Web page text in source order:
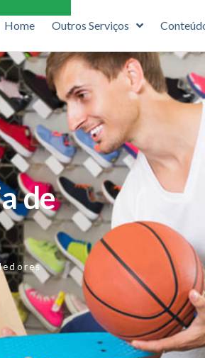
Home Outros Serviços
de